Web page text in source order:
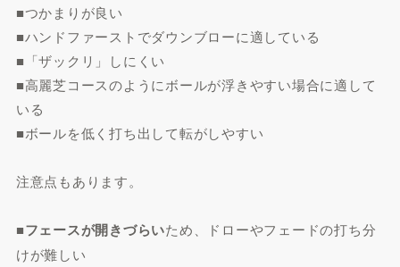
■つかまりが良い
■ハンドファーストでダウンブローに適している
■「ザックリ」しにくい
■高麗芝コースのようにボールが浮きやすい場合に適して
いる
■ボールを低く打ち出して転がしやすい
注意点もあります。
■フェースが開きづらいため、ドローやフェードの打ち分
けが難しい